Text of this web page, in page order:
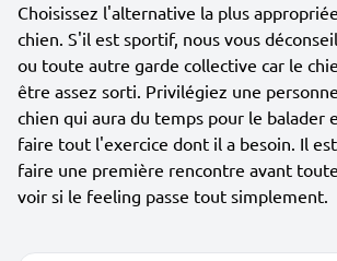
Choisissez l'alternative la plus
chien. S'il est sportif, nous vous
ou toute autre garde collective car le
être assez sorti. Privilégiez une
chien qui aura du temps pour le balader
faire tout l'exercice dont il a besoin. Il
faire une première rencontre avant
voir si le feeling passe tout simplement.